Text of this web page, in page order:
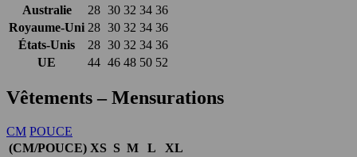
Australie
28 30 32 34 36
Royaume-Uni 28 30 32 34 36
États-Unis
28 30 32 34 36
UE
44 46 48 50 52
Vêtements – Mensurations
CM POUCE
(CM/POUCE) XS S M L
XL